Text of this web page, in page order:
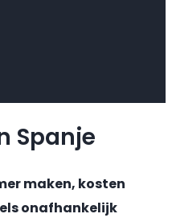
Spanje
maken, kosten
onafhankelijk